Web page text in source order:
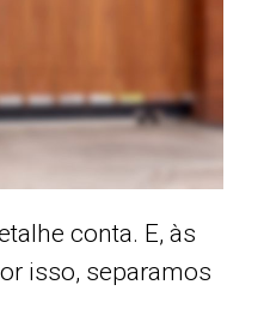
conta. E, às
isso, separamos